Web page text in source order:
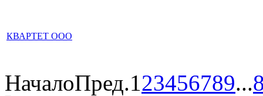
КВАРТЕТ ООО
НачалоПред.123456789...